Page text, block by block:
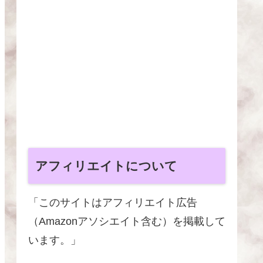
アフィリエイトについて
「このサイトはアフィリエイト広告
（Amazonアソシエイト含む）を掲載して
います。」